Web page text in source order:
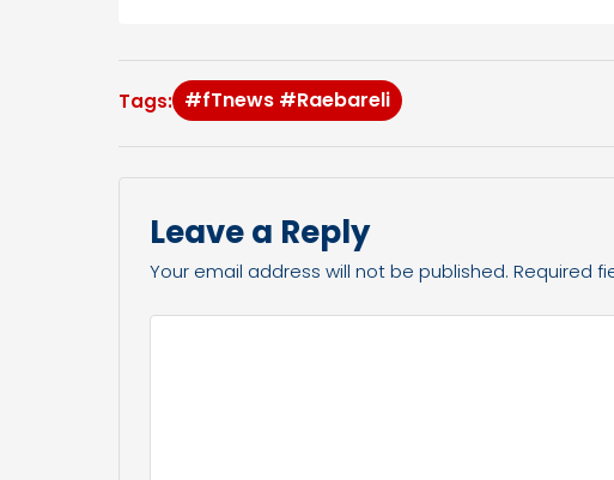
Tags: #fTnews #Raebareli
Leave a Reply
Your email address will not be published. Required